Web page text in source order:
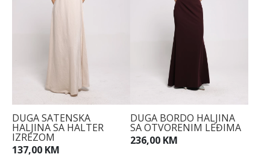
DUGA SATENSKA
HALJINA SA HALTER
IZREZOM
137,00 KM
DUGA BORDO HALJINA
SA OTVORENIM LEĐIMA
236,00 KM